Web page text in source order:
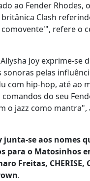
ao Fender Rhodes,
Clash
refere o
Joy exprime-se
sonoras pelas
com hip-hop, até ao
do seu
o jazz como mantra",
junta-se aos nomes
para o Matosinhos
Freitas, CHERISE,
.